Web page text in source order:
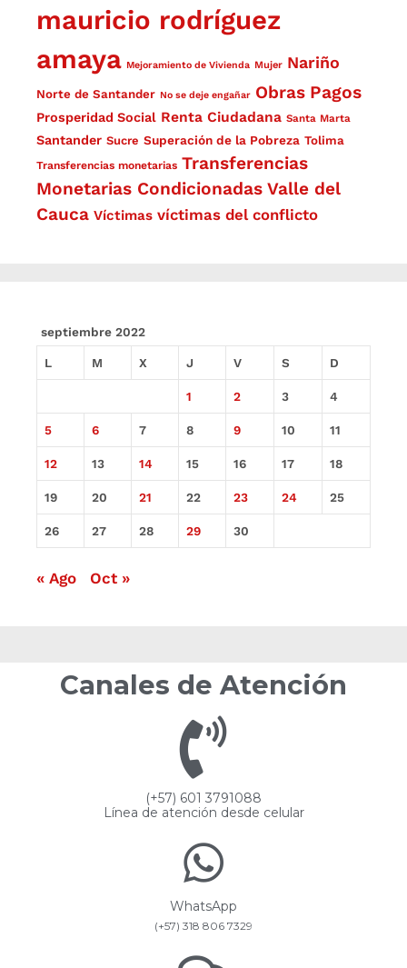
mauricio rodríguez
amaya Mejoramiento de Vivienda Mujer Nariño
Norte de Santander No se deje engañar Obras Pagos
Prosperidad Social Renta Ciudadana Santa Marta
Santander Sucre Superación de la Pobreza Tolima
Transferencias monetarias Transferencias
Monetarias Condicionadas Valle del
Cauca Víctimas víctimas del conflicto
septiembre 2022
L M X J V S D
1 2 3 4
5 6 7 8 9 10 11
12 13 14 15 16 17 18
19 20 21 22 23 24 25
26 27 28 29 30
« Ago Oct »
Canales de Atención
(+57) 601 3791088
Línea de atención desde celular
WhatsApp
(+57) 318 806 7329